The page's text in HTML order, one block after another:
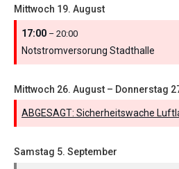
Mittwoch 19. August
17:00 – 20:00
Notstromversorung Stadthalle
Mittwoch 26. August – Donnerstag
ABGESAGT: Sicherheitswache
Samstag 5. September